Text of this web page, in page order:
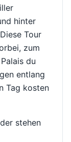
hinter
Tour
zum
du
entlang
Tag kosten
stehen